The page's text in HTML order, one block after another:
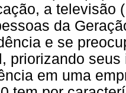
a televisão
da
e se
priorizando
em uma